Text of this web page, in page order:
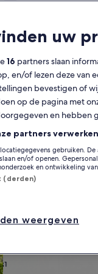
De
maanden
zijn
August
2026
en
September
MaMaandag
DiDinsdag
Wo
3 4 5 6
11
Kasbah? Bekijk dan
je huisdier, je
dat varieert van
uw
16 partners slaan
en/of lezen deze van
bevestigen of
op de pagina met
en hebben
partners
gebruiken.
en/of openen.
en ontwikkeling
(derden)
weergeven